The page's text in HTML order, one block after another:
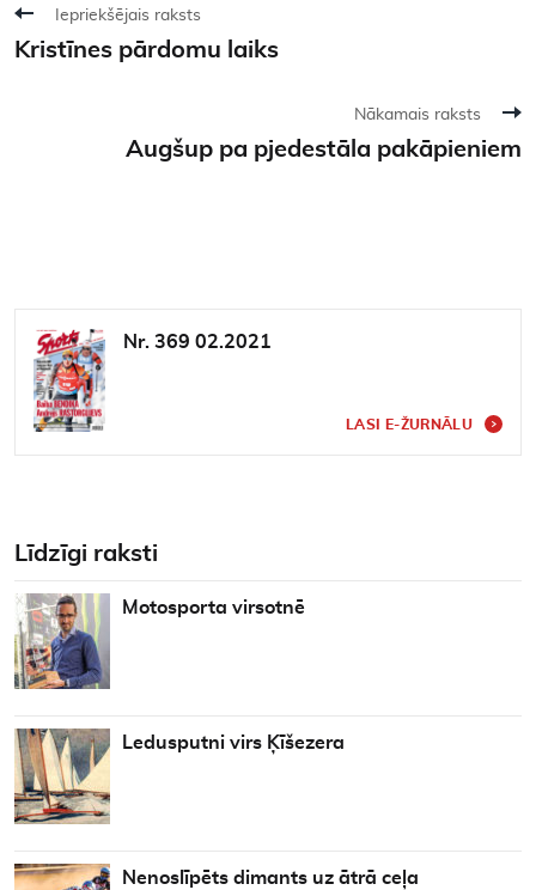
Iepriekšējais raksts
Kristīnes pārdomu laiks
Nākamais raksts
Augšup pa pjedestāla pakāpieniem
Nr. 369 02.2021
LASI E-ŽURNĀLU
Līdzīgi raksti
Motosporta virsotnē
Ledusputni virs Ķīšezera
Nenoslīpēts dimants uz ātrā ceļa